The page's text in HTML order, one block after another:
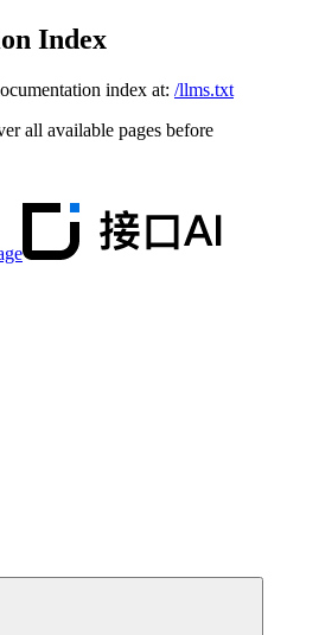
Index
index at: /llms.txt
all available pages before